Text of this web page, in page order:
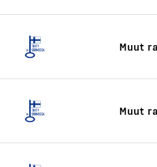
Muut
Muut